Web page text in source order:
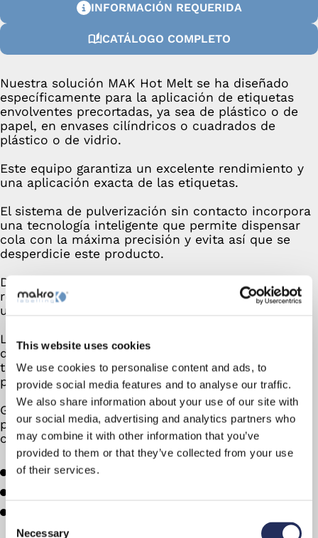
This website uses cookies
We use cookies to personalise content and ads, to
provide social media features and to analyse our traffic.
We also share information about your use of our site with
our social media, advertising and analytics partners who
may combine it with other information that you’ve
provided to them or that they’ve collected from your use
of their services.
Consent
Necessary
INFORMACIÓN REQUERIDA
CATÁLOGO COMPLETO
Nuestra solución MAK Hot Melt se ha diseñado
específicamente para la aplicación de etiquetas
envolventes precortadas, ya sea de plástico o de
papel, en envases cilíndricos o cuadrados de
plástico o de vidrio.
Este equipo garantiza un excelente rendimiento y
una aplicación exacta de las etiquetas.
El sistema de pulverización sin contacto incorpora
una tecnología inteligente que permite dispensar
cola con la máxima precisión y evita así que se
desperdicie este producto.
De ese modo, se optimiza el uso del material, se
reducen los costos de producción y se mantiene
un entorno de trabajo limpio y eficiente.
Los tanques de calentamiento de cola son fáciles
de manejar y aumentan su temperatura en poco
tiempo, lo que permite arrancar con rapidez la
producción.
Gracias a esta característica, se gana un tiempo
precioso y se mantiene un flujo de trabajo
continuo y eficiente.
Modularidad